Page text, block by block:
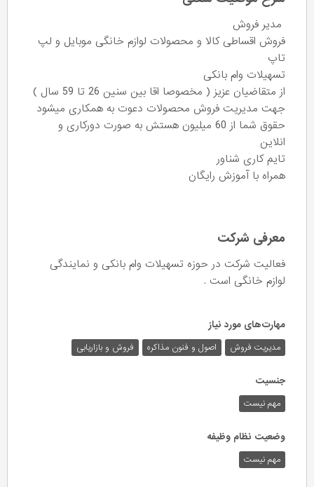
مدیر فروش
فروش اقساطی کالا و محصولات لوازم خانگی موبایل و لپ
تاپ
تسهیلات وام بانکی
از متقاضیان عزیز ( مخصوصا اقا بین سنین 26 تا 59 سال )
جهت مدیریت فروش محصولات دعوت به همکاری میشود
حقوق شما از 60 میلیون هستش به صورت دورکاری و
انلاین
تایم کاری شناور
همراه با آموزش رایگان
معرفی شرکت
فعالیت شرکت در حوزه تسهیلات وام بانکی و نمایندگی
لوازم خانگی است .
مهارت‌های مورد نیاز
مدیریت فروش اصول و فنون مذاکره فروش و بازاریابی
جنسیت
مهم نیست
وضعیت نظام وظیفه
مهم‌ نیست